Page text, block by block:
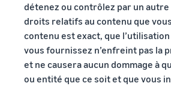
détenez ou contrôlez par un autre
droits relatifs au contenu que
contenu est exact, que
vous fournissez n’enfreint pas la
et ne causera aucun dommage à
ou entité que ce soit et que vous